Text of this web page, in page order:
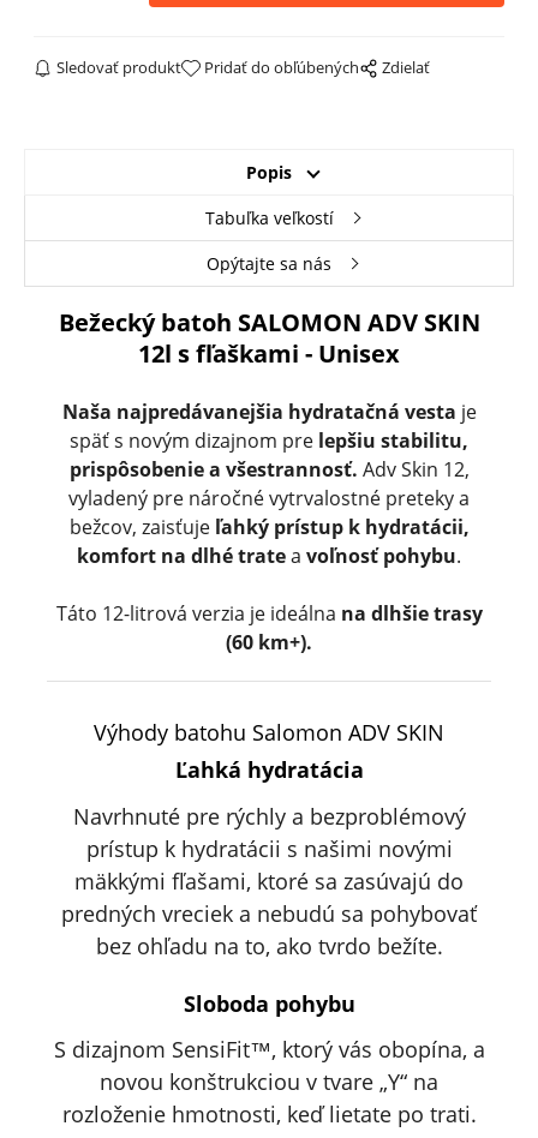
Sledovať produkt Pridať do obľúbených Zdielať
Popis
Tabuľka veľkostí
Opýtajte sa nás
Bežecký batoh SALOMON ADV SKIN
12l s fľaškami - Unisex
Naša najpredávanejšia hydratačná vesta je
späť s novým dizajnom pre lepšiu stabilitu,
prispôsobenie a všestrannosť. Adv Skin 12,
vyladený pre náročné vytrvalostné preteky a
bežcov, zaisťujeľahký prístup k hydratácii,
komfort na dlhé tratea voľnosť pohybu.
Táto 12-litrová verzia je ideálna na dlhšie trasy
(60 km+).
Výhody batohu Salomon ADV SKIN
Ľahká hydratácia
Navrhnuté pre rýchly a bezproblémový
prístup k hydratácii s našimi novými
mäkkými fľašami, ktoré sa zasúvajú do
predných vreciek a nebudú sa pohybovať
bez ohľadu na to, ako tvrdo bežíte.
Sloboda pohybu
S dizajnom SensiFit™, ktorý vás obopína, a
novou konštrukciou v tvare „Y“ na
rozloženie hmotnosti, keď lietate po trati.